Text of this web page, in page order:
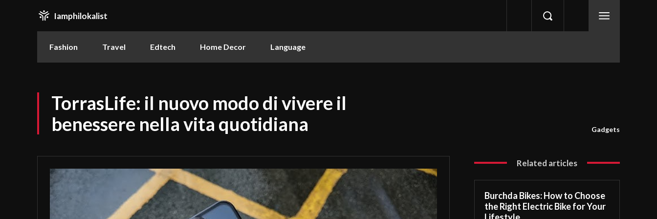
Iamphilokalist
Fashion Travel Edtech Home Decor Language
TorrasLife: il nuovo modo di vivere il
benessere nella vita quotidiana
Gadgets
Related articles
Burchda Bikes: How to Choose
the Right Electric Bike for Your